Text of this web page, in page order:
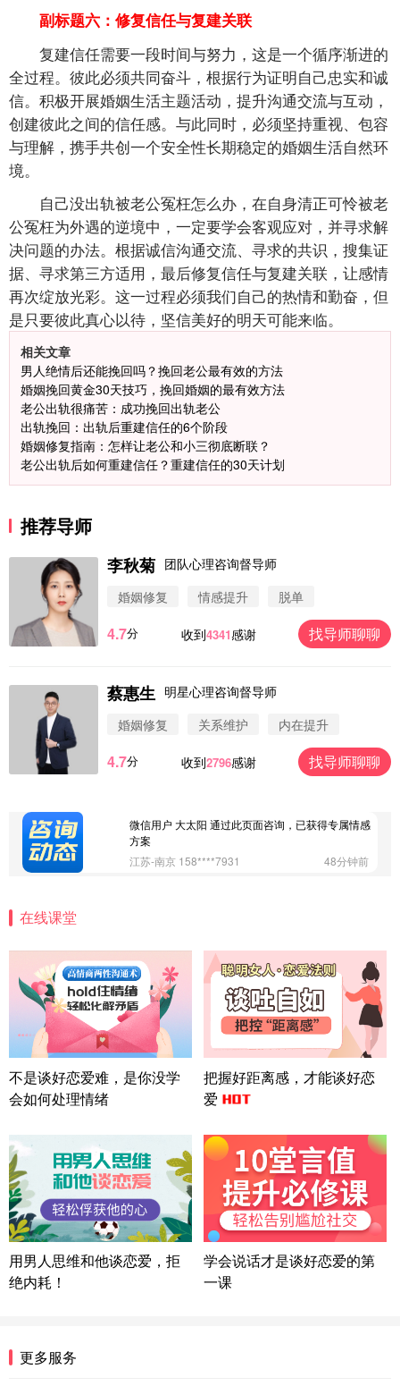
副标题六：修复信任与复建关联
复建信任需要一段时间与努力，这是一个循序渐进的
全过程。彼此必须共同奋斗，根据行为证明自己忠实和诚
信。积极开展婚姻生活主题活动，提升沟通交流与互动，
创建彼此之间的信任感。与此同时，必须坚持重视、包容
与理解，携手共创一个安全性长期稳定的婚姻生活自然环
境。
自己没出轨被老公冤枉怎么办，在自身清正可怜被老
公冤枉为外遇的逆境中，一定要学会客观应对，并寻求解
决问题的办法。根据诚信沟通交流、寻求的共识，搜集证
据、寻求第三方适用，最后修复信任与复建关联，让感情
再次绽放光彩。这一过程必须我们自己的热情和勤奋，但
是只要彼此真心以待，坚信美好的明天可能来临。
相关文章
男人绝情后还能挽回吗？挽回老公最有效的方法
婚姻挽回黄金30天技巧，挽回婚姻的最有效方法
老公出轨很痛苦：成功挽回出轨老公
出轨挽回：出轨后重建信任的6个阶段
婚姻修复指南：怎样让老公和小三彻底断联？
老公出轨后如何重建信任？重建信任的30天计划
推荐导师
李秋菊 团队心理咨询督导师
婚姻修复
情感提升 脱单
4.7分 收到4341感谢 找导师聊聊
蔡惠生 明星心理咨询督导师
婚姻修复
关系维护 内在提升
4.7分 收到2796感谢 找导师聊聊
微信用户 圆圈 通过此页面咨询，已获得专属情感方
案
微信用户 Vnno 通过此页面咨询，已获得专属情感方
微信用户 大太阳 通过此页面咨询，已获得专属情感
方案
江苏-南京 158****7931
48分钟前
情感方案
北京-朝阳 151****3189
22分钟前
微信用户 巧?媚儿 通过此页面咨询，已获得专属情感
方案
上海-浦东 177****9074
56分钟前
微信用户 Liberty 通过此页面咨询，已获得专属情感
方案
广东-广州 188****5632
湖北-武汉 135****7410
41分钟前
微信用户 困困魚? 通过此页面咨询，已获得专属情感
方案
陕西-西安 139****6283
3分钟前
情感方案
浙江-宁波 150****8921
在线课堂
不是谈好恋爱难，是你没学
会如何处理情绪
把握好距离感，才能谈好恋
爱
用男人思维和他谈恋爱，拒
绝内耗！
学会说话才是谈好恋爱的第
一课
更多服务